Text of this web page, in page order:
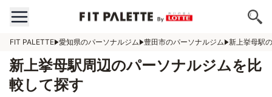
FIT PALETTE 愛知県のパーソナルジム 豊田市のパーソナルジム 新上挙母駅
新上挙母駅周辺のパーソナルジムを比
較して探す